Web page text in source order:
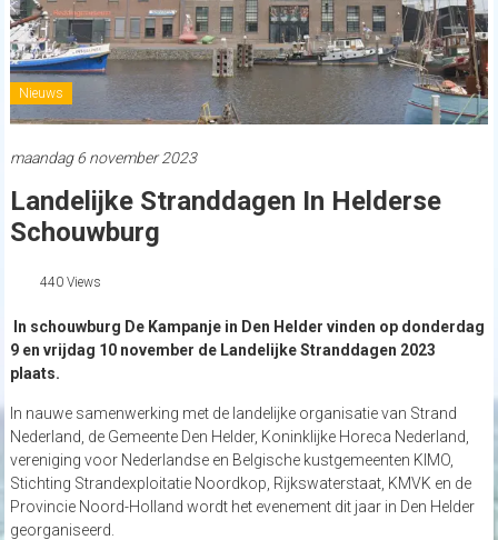
Nieuws
maandag 6 november 2023
Landelijke Stranddagen In Helderse
Schouwburg
440 Views
In schouwburg De Kampanje in Den Helder vinden op donderdag
9 en vrijdag 10 november de Landelijke Stranddagen 2023
plaats.
In nauwe samenwerking met de landelijke organisatie van Strand
Nederland, de Gemeente Den Helder, Koninklijke Horeca Nederland,
vereniging voor Nederlandse en Belgische kustgemeenten KIMO,
Stichting Strandexploitatie Noordkop, Rijkswaterstaat, KMVK en de
Provincie Noord-Holland wordt het evenement dit jaar in Den Helder
georganiseerd.